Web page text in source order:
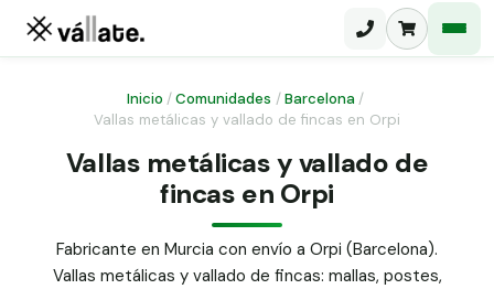
Malla ganadera
Malla simple torsión
Malla triple torsión
Puerta abatible dos hojas
Puerta acceso peatonal
Inicio /Comunidades / Barcelona /
Vallas metálicas y vallado de fincas en Orpi
Vallas metálicas y vallado de
fincas en Orpi
Fabricante en Murcia con envío a Orpi (Barcelona).
Vallas metálicas y vallado de fincas: mallas, postes,